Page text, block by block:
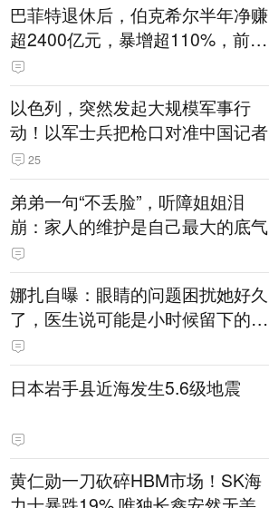
巴菲特退休后，伯克希尔半年净赚
超2400亿元，暴增超110%，前五
大持仓曝光！
以色列，突然发起大规模军事行
动！以军士兵把枪口对准中国记者
25
弟弟一句“不丢脸”，听障姐姐泪
崩：家人的维护是自己最大的底气
娜扎自曝：眼睛的问题困扰她好久
了，医生说可能是小时候留下的病
根
日本岩手县近海发生5.6级地震
黄仁勋一刀砍碎HBM市场！SK海